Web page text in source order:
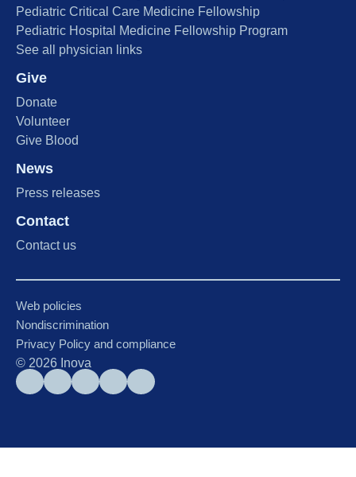
Pediatric Critical Care Medicine Fellowship
Pediatric Hospital Medicine Fellowship Program
See all physician links
Give
Donate
Volunteer
Give Blood
News
Press releases
Contact
Contact us
Web policies
Nondiscrimination
Privacy Policy and compliance
© 2026 Inova